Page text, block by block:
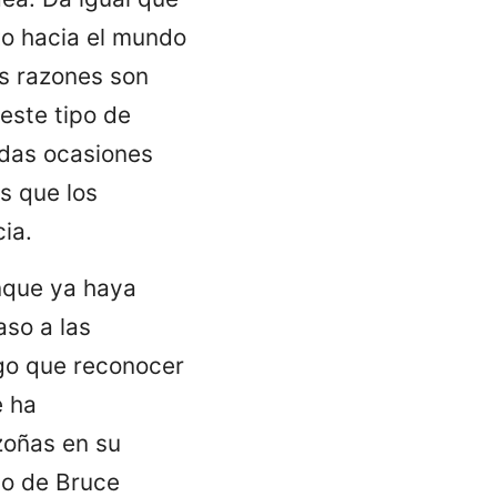
hacia el mundo
razones son
tipo de
ocasiones
que los
ya haya
a las
que reconocer
ha
en su
de Bruce